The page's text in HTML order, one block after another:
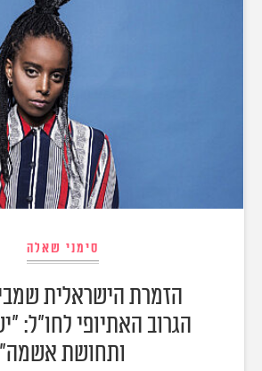
סימני שאלה
הזמרת הישראלית
הגרוב האתיופי לחו"ל:
ותחושת אשמה"